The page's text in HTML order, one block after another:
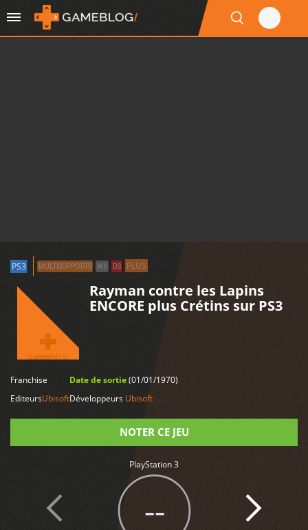
PS3 MULTISUPPORTS WII DS PLUS
Rayman contre les Lapins
ENCORE plus Crétins sur PS3
Franchise
EditeursUbisoft
Date de sortie(01/01/1970)
Développeurs Ubisoft
NOTER CE JEU
PlayStation 3
--